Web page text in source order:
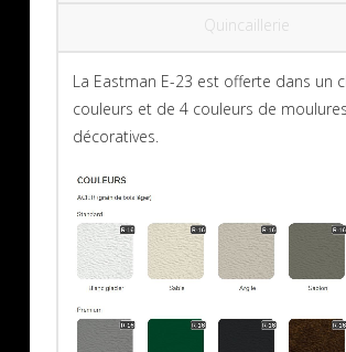
Quincaillerie
La Eastman E-23 est offerte dans un
couleurs et de 4 couleurs de moulures
décoratives.